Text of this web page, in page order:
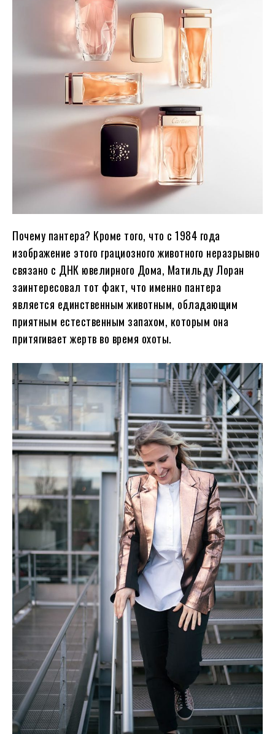
Почему пантера? Кроме того, что с 1984 года
изображение этого грациозного животного неразрывно
связано с ДНК ювелирного Дома, Матильду Лоран
заинтересовал тот факт, что именно пантера
является единственным животным, обладающим
приятным естественным запахом, которым она
притягивает жертв во время охоты.